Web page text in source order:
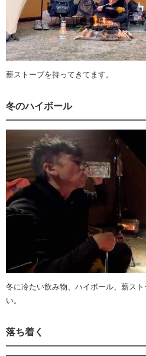
薪ストーブを持ってきてます。
冬のハイボール
冬に冷たい飲み物、ハイボール、薪ス
い。
落ち着く